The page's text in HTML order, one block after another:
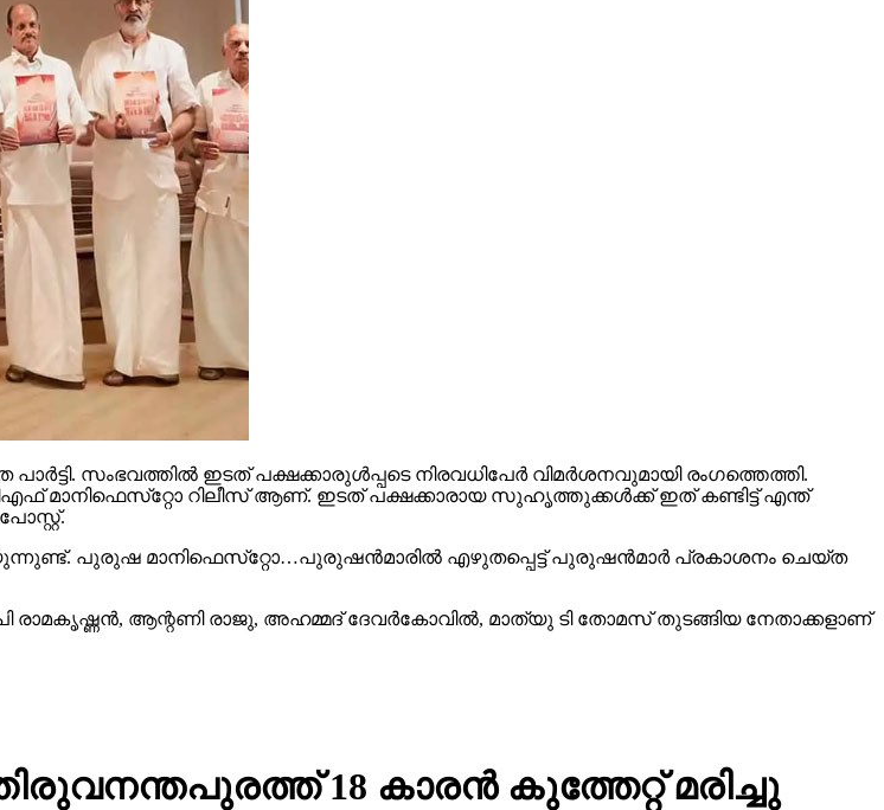
സംഭവത്തില്‍ ഇടത് പക്ഷക്കാരുള്‍പ്പടെ നിരവധിപേര്‍ വിമര്‍ശനവുമായി രംഗത്തെത്തി.
മാനിഫെസ്‌റ്റോ റിലീസ് ആണ്. ഇടത് പക്ഷക്കാരായ സുഹൃത്തുക്കള്‍ക്ക് ഇത് കണ്ടിട്ട് എന്ത്
പുരുഷ മാനിഫെസ്‌റ്റോ…പുരുഷന്‍മാരില്‍ എഴുതപ്പെട്ട് പുരുഷന്‍മാര്‍ പ്രകാശനം ചെയ്ത
രാമകൃഷ്ണന്‍, ആന്റണി രാജു, അഹമ്മദ് ദേവര്‍കോവില്‍, മാത്യു ടി തോമസ് തുടങ്ങിയ നേതാക്കളാണ്
18 കാരന്‍ കുത്തേറ്റ് മരിച്ചു